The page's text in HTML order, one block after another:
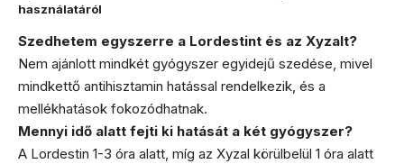
használatáról
Szedhetem egyszerre a Lordestint és az Xyzalt?
Nem ajánlott mindkét gyógyszer egyidejű szedése, mivel
mindkettő antihisztamin hatással rendelkezik, és a
mellékhatások fokozódhatnak.
Mennyi idő alatt fejti ki hatását a két gyógyszer?
A Lordestin 1-3 óra alatt, míg az Xyzal körülbelül 1 óra alatt